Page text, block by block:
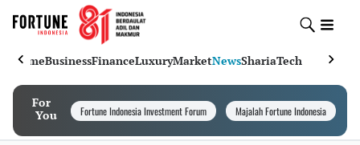
HomeBusinessFinanceLuxuryMarketNewsShariaTech
For
You
Fortune Indonesia Investment Forum Majalah Fortune Indonesia